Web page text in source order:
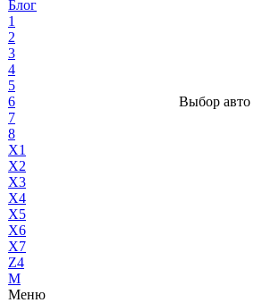
Блог
1
2
3
4
5
6
7
8
X1
X2
X3
X4
X5
X6
X7
Z4
М
Меню
Выбор авто